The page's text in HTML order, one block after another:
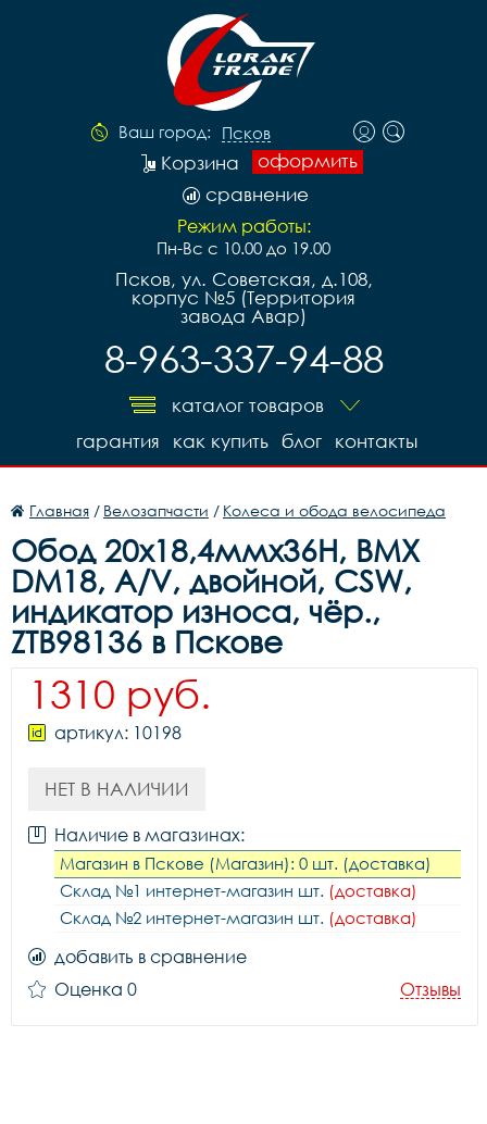
Ваш город: Псков
оформить
Корзина
сравнение
Режим работы:
Пн-Вс с 10.00 до 19.00
Псков, ул. Советская, д.108,
корпус №5 (Территория
завода Авар)
8-963-337-94-88
каталог товаров
контакты
блог
как купить
гарантия
Главная / Велозапчасти / Колеса и обода велосипеда
Обод 20х18,4ммх36Н, BMX
DM18, A/V, двойной, CSW,
индикатор износа, чёр.,
ZTB98136 в Пскове
1310 руб.
артикул: 10198
НЕТ В НАЛИЧИИ
Наличие в магазинах:
Магазин в Пскове (Магазин): 0 шт. (доставка)
Склад №1 интернет-магазин шт. (доставка)
Склад №2 интернет-магазин шт. (доставка)
добавить в сравнение
Оценка 0
Отзывы